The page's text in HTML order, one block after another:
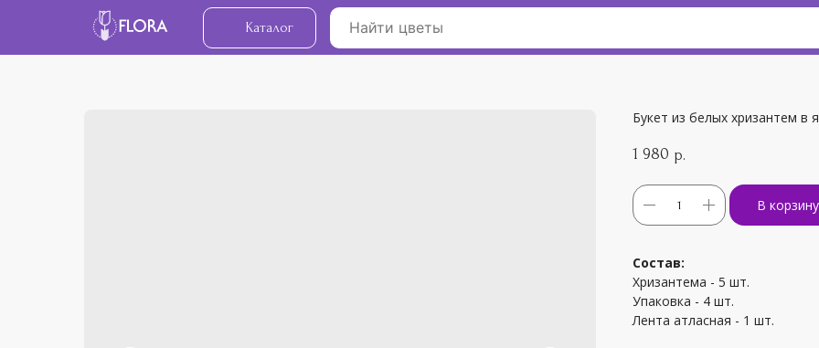
Каталог
Букет из белых хризантем в
1 980 р.
В корзину
Состав:
Хризантема - 5 шт.
Упаковка - 4 шт.
Лента атласная - 1 шт.